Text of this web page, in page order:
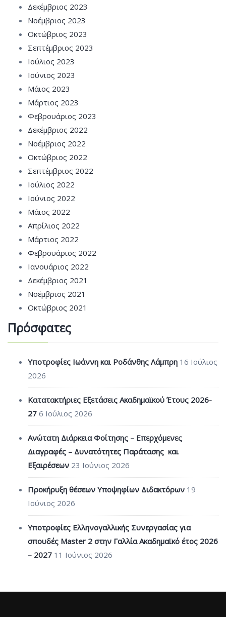
Δεκέμβριος 2023
Νοέμβριος 2023
Οκτώβριος 2023
Σεπτέμβριος 2023
Ιούλιος 2023
Ιούνιος 2023
Μάιος 2023
Μάρτιος 2023
Φεβρουάριος 2023
Δεκέμβριος 2022
Νοέμβριος 2022
Οκτώβριος 2022
Σεπτέμβριος 2022
Ιούλιος 2022
Ιούνιος 2022
Μάιος 2022
Απρίλιος 2022
Μάρτιος 2022
Φεβρουάριος 2022
Ιανουάριος 2022
Δεκέμβριος 2021
Νοέμβριος 2021
Οκτώβριος 2021
Πρόσφατες
Υποτροφίες Ιωάννη και Ροδάνθης Λάμπρη 16 Ιούλιος
2026
Κατατακτήριες Εξετάσεις Ακαδημαϊκού Έτους 2026-
27 6 Ιούλιος 2026
Ανώτατη Διάρκεια Φοίτησης – Επερχόμενες
Διαγραφές – Δυνατότητες Παράτασης και
Εξαιρέσεων 23 Ιούνιος 2026
Προκήρυξη θέσεων Υποψηφίων Διδακτόρων 19
Ιούνιος 2026
Υποτροφίες Ελληνογαλλικής Συνεργασίας για
σπουδές Master 2 στην Γαλλία Ακαδημαϊκό έτος 2026
– 2027 11 Ιούνιος 2026